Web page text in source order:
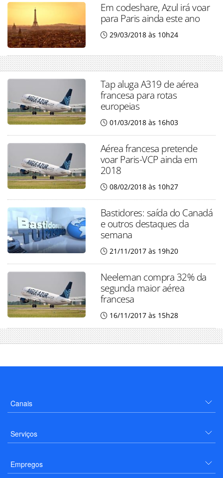
Em codeshare, Azul irá voar
para Paris ainda este ano
29/03/2018 às 10h24
Tap aluga A319 de aérea
francesa para rotas
europeias
01/03/2018 às 16h03
Aérea francesa pretende
voar Paris-VCP ainda em
2018
08/02/2018 às 10h27
Bastidores: saída do Canadá
e outros destaques da
semana
21/11/2017 às 19h20
Neeleman compra 32% da
segunda maior aérea
francesa
16/11/2017 às 15h28
Canais
Serviços
Empregos